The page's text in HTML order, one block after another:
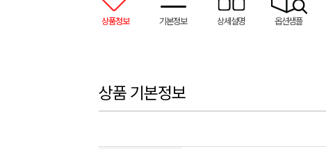
상품정보 기본정보 상세설명 옵션샘플
상품 기본정보